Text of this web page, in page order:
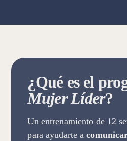
¿Qué es el
Mujer Líder?
Un entrenamiento de 12
para ayudarte a